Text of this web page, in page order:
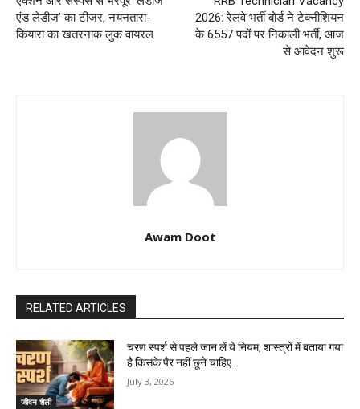
एंड लेडीज’ का टीजर, नयनतारा-
कियारा का खतरनाक लुक वायरल
2026: रेलवे भर्ती बोर्ड ने टेक्नीशियन
के 6557 पदों पर निकाली भर्ती, आज
से आवेदन शुरू
Awam Doot
RELATED ARTICLES
जीवन शैली
चरण स्पर्श से पहले जान लें ये नियम, शास्त्रों में बताया गया
है किसके पैर नहीं छूने चाहिए…
July 3, 2026